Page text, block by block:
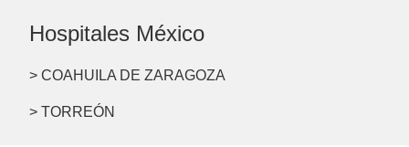
Hospitales México
> COAHUILA DE ZARAGOZA
> TORREÓN